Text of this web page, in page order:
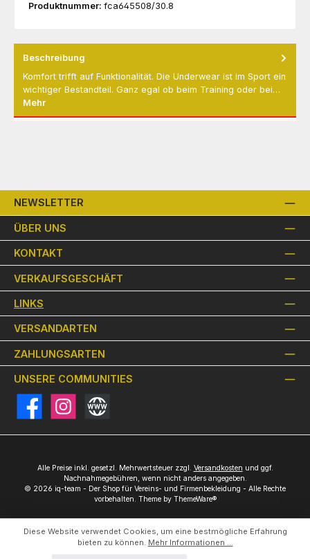
Produktnummer: fca645508/30.8
Beschreibung
Komfort trifft auf Funktionalität. Die Underwear ist im Sport ein
wichtiger Bestandteil. Ganz egal ob beim Training oder bei…
Mehr
NEWSLETTER
ÜBER UNS
KONTAKT
VERKAUFSGESCHÄFT
LINKS
VERSANDARTEN
ZAHLUNGSARTEN
UNSERE COMMUNITIES
FacebookInstagramWebsite
Alle Preise inkl. gesetzl. Mehrwertsteuer zzgl. Versandkosten und ggf.
Nachnahmegebühren, wenn nicht anders angegeben.
© 2026 iq-team - Der Shop für Vereins- und Firmenbekleidung - Alle Rechte
vorbehalten. Theme by ThemeWare®
Diese Website verwendet Cookies, um eine bestmögliche Erfahrung
bieten zu können. Mehr Informationen ...